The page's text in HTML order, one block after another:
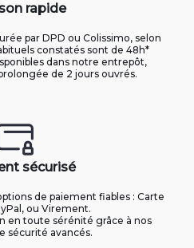
rapide
par DPD ou Colissimo, selon
constatés sont de 48h*
dans notre entrepôt,
de 2 jours ouvrés.
sécurisé
de paiement fiables : Carte
ou Virement.
en toute sérénité grâce à nos
sécurité avancés.